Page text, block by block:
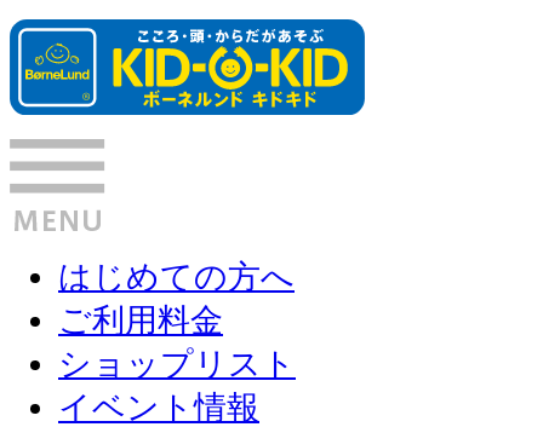
はじめての方へ
ご利用料金
ショップリスト
イベント情報